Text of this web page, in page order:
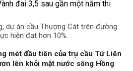
dự án cầu Thượng Cát trên đường
hiện đạt hơn 10%.
mét đầu tiên của trụ cầu Tứ Liên
lên khỏi mặt nước sông Hồng